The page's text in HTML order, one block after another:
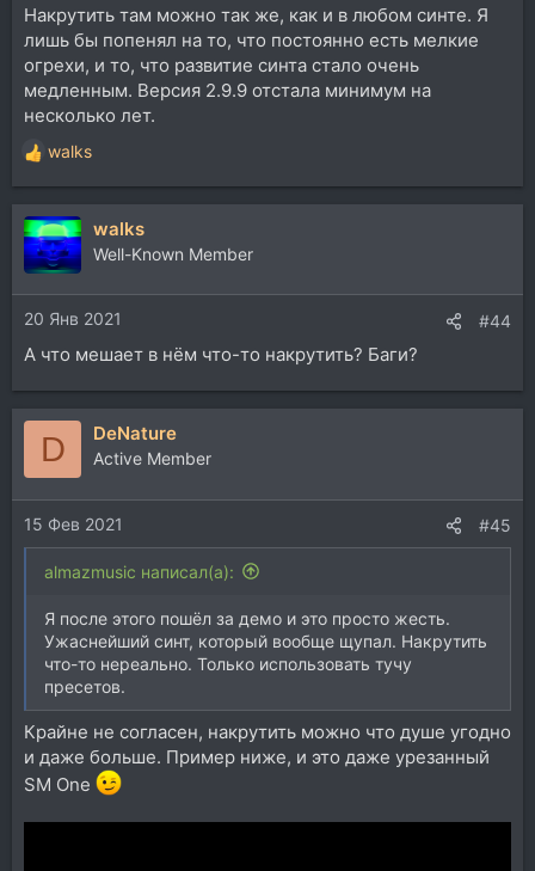
Накрутить там можно так же, как и в любом синте. Я
лишь бы попенял на то, что постоянно есть мелкие
огрехи, и то, что развитие синта стало очень
медленным. Версия 2.9.9 отстала минимум на
несколько лет.
Р
е
а
к
ц
и
и
:
walks
walks
Well-Known Member
20 Янв 2021 #44
А что мешает в нём что-то накрутить? Баги?
D DeNature
Active Member
15 Фев 2021 #45
almazmusic написал(а):
Я после этого пошёл за демо и это просто жесть.
Ужаснейший синт, который вообще щупал. Накрутить
что-то нереально. Только использовать тучу
пресетов.
Крайне не согласен, накрутить можно что душе угодно
и даже больше. Пример ниже, и это даже урезанный
SM One